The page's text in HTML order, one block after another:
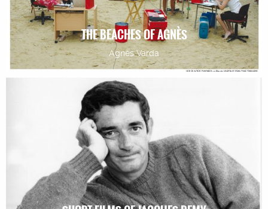
THE BEACHES OF AGNÈS
Agnès Varda